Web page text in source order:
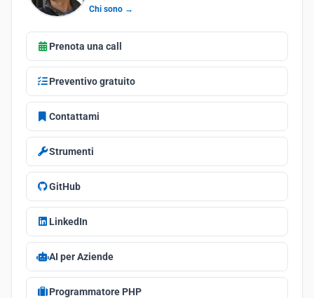
Chi sono →
Prenota una call
Preventivo gratuito
Contattami
Strumenti
GitHub
LinkedIn
AI per Aziende
Programmatore PHP